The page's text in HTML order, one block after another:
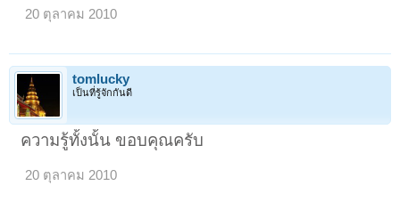
20 ตุลาคม 2010
tomlucky
เป็นที่รู้จักกันดี
ความรู้ทั้งนั้น ขอบคุณครับ
20 ตุลาคม 2010